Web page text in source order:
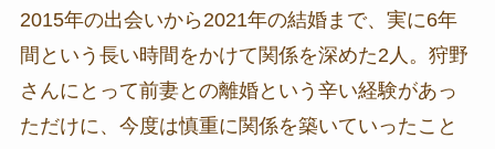
2015年の出会いから2021年の結婚まで、実に6年
間という長い時間をかけて関係を深めた2人。狩野
さんにとって前妻との離婚という辛い経験があっ
ただけに、今度は慎重に関係を築いていったこと